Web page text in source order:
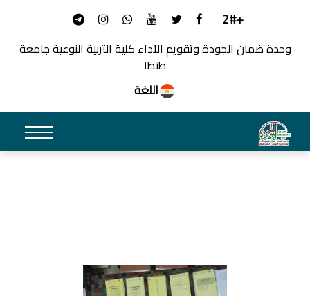
+2#
وحدة ضمان الجودة وتقويم الآداء كلية التربية النوعية جامعة
طنطا
اللغة